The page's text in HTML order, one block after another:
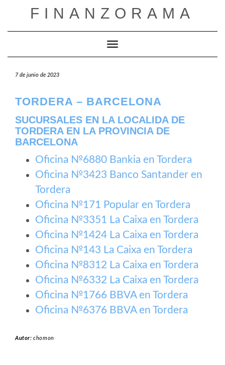
FINANZORAMA
Cambiar modo de navegación
7 de junio de 2023
TORDERA – BARCELONA
SUCURSALES EN LA LOCALIDA DE
TORDERA EN LA PROVINCIA DE
BARCELONA
Oficina №6880 Bankia en Tordera
Oficina №3423 Banco Santander en
Tordera
Oficina №171 Popular en Tordera
Oficina №3351 La Caixa en Tordera
Oficina №1424 La Caixa en Tordera
Oficina №143 La Caixa en Tordera
Oficina №8312 La Caixa en Tordera
Oficina №6332 La Caixa en Tordera
Oficina №1766 BBVA en Tordera
Oficina №6376 BBVA en Tordera
Autor:chomon